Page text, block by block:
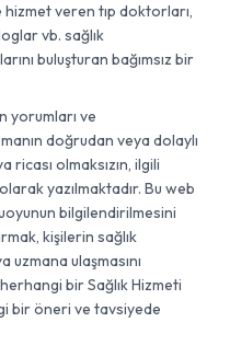
veren tıp doktorları,
vb. sağlık
buluşturan bağımsız bir
yorumları ve
doğrudan veya dolaylı
olmaksızın, ilgili
yazılmaktadır. Bu web
bilgilendirilmesini
kişilerin sağlık
ulaşmasını
herhangi bir Sağlık Hizmeti
bir öneri ve tavsiyede